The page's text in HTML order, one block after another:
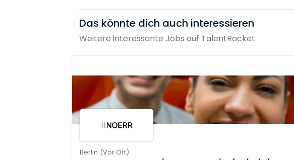
Das könnte dich auch interessieren
Weitere interessante Jobs auf TalentRocket
Berlin (Vor Ort)